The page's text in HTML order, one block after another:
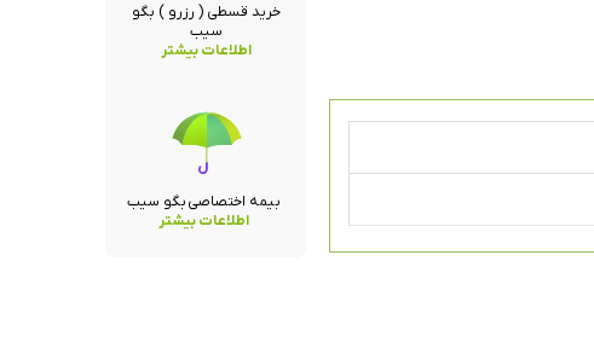
خرید قسطی ( رزرو ) بگو
سیب
اطلاعات بیشتر
بیمه اختصاصی بگو سیب
اطلاعات بیشتر